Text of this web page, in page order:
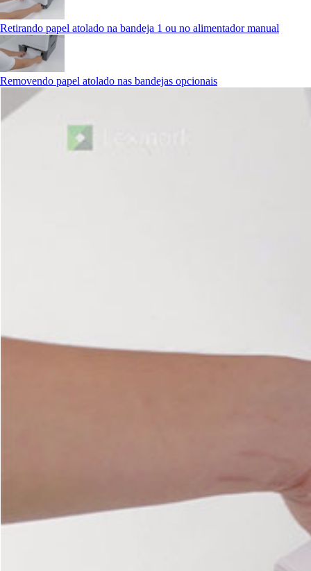
Retirando papel atolado na bandeja 1 ou no alimentador manual
Removendo papel atolado nas bandejas opcionais